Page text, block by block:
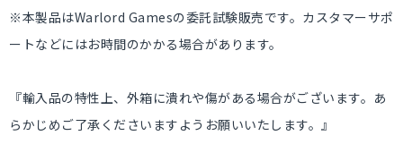
※本製品はWarlord Gamesの委託試験販売です。カスタマーサポ
ートなどにはお時間のかかる場合があります。
『輸入品の特性上、外箱に潰れや傷がある場合がございます。あ
らかじめご了承くださいますようお願いいたします。』